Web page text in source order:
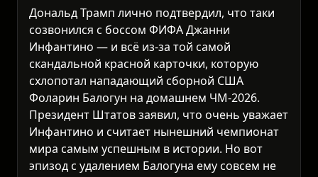
Дональд Трамп лично подтвердил, что таки
созвонился с боссом ФИФА Джанни
Инфантино — и всё из-за той самой
скандальной красной карточки, которую
схлопотал нападающий сборной США
Фоларин Балогун на домашнем ЧМ-2026.
Президент Штатов заявил, что очень уважает
Инфантино и считает нынешний чемпионат
мира самым успешным в истории. Но вот
эпизод с удалением Балогуна ему совсем не